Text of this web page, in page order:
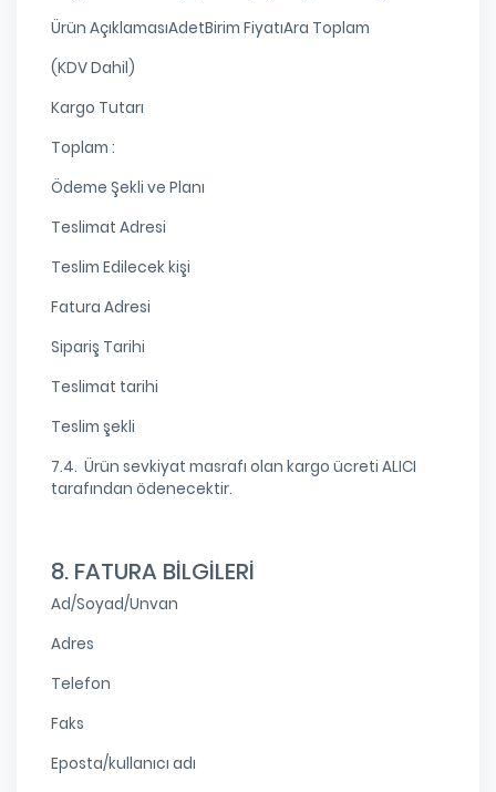
Ürün AçıklamasıAdetBirim FiyatıAra Toplam
(KDV Dahil)
Kargo Tutarı
Toplam :
Ödeme Şekli ve Planı
Teslimat Adresi
Teslim Edilecek kişi
Fatura Adresi
Sipariş Tarihi
Teslimat tarihi
Teslim şekli
7.4. Ürün sevkiyat masrafı olan kargo ücreti ALICI
tarafından ödenecektir.
8. FATURA BİLGİLERİ
Ad/Soyad/Unvan
Adres
Telefon
Faks
Eposta/kullanıcı adı